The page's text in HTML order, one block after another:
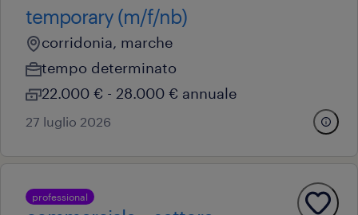
temporary (m/f/nb)
corridonia, marche
tempo determinato
22.000 € - 28.000 € annuale
27 luglio 2026
professional